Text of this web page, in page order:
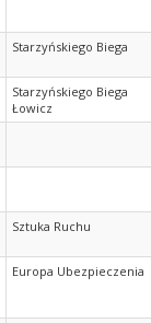
Starzyńskiego Biega
Starzyńskiego Biega
Łowicz
Sztuka Ruchu
Europa Ubezpieczenia